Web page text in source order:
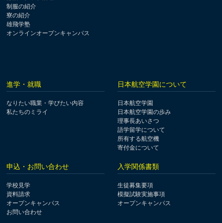
制服の紹介
寮の紹介
雄飛学塾
オンラインオープンキャンパス
進学・就職
なりたい職業・学びたい内容
私たちのミライ
日本航空学園について
日本航空学園
日本航空学園の歩み
理事長あいさつ
語学留学について
所有する航空機
寄付金について
申込・お問い合わせ
学校見学
資料請求
オープンキャンパス
お問い合わせ
入学関係書類
生徒募集要項
模擬試験実施事項
オープンキャンパス